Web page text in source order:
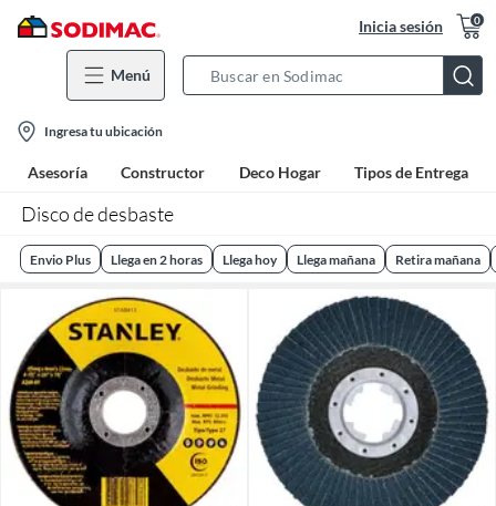
Inicia sesión 0
Menú
Bar
location-
icon
Ingresa tu ubicación
Asesoría Constructor Deco Hogar Tipos de Entrega
Disco de desbaste
Envio Plus Llega en 2 horas Llega hoy Llega mañana Retira mañana